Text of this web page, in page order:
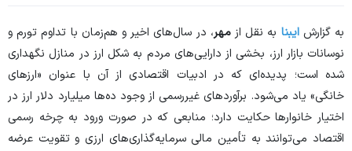
به گزارش ایبنا به نقل ازمهر، در سال‌های اخیر و هم‌زمان با تداوم تورم و
نوسانات بازار ارز، بخشی از دارایی‌های مردم به شکل ارز در منازل نگهداری
شده است؛ پدیده‌ای که در ادبیات اقتصادی از آن با عنوان «ارزهای
خانگی» یاد می‌شود. برآوردهای غیررسمی از وجود ده‌ها میلیارد دلار ارز در
اختیار خانوارها حکایت دارد؛ منابعی که در صورت ورود به چرخه رسمی
اقتصاد می‌توانند به تأمین مالی سرمایه‌گذاری‌های ارزی و تقویت عرضه